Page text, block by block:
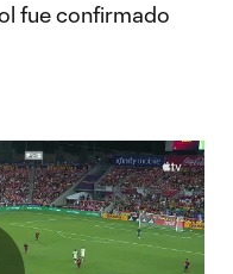
fue confirmado